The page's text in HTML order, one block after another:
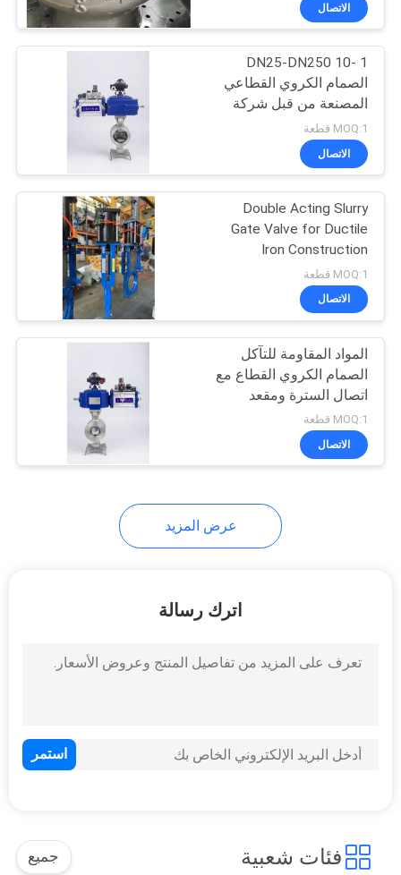
الاتصال
1 -10 DN25-DN250
الصمام الكروي القطاعي
المصنعة من قبل شركة
ABC Valve
MOQ:1 قطعة
الاتصال
Double Acting Slurry
Gate Valve for Ductile
Iron Construction
MOQ:1 قطعة
الاتصال
المواد المقاومة للتآكل
الصمام الكروي القطاع مع
اتصال السترة ومقعد
PTFE
MOQ:1 قطعة
الاتصال
عرض المزيد
اترك رسالة
فئات شعبية جميع